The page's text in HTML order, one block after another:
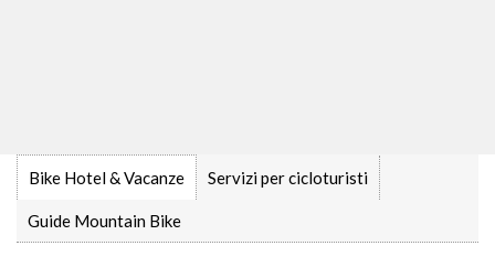
Bike Hotel & Vacanze Servizi per cicloturisti
Guide Mountain Bike